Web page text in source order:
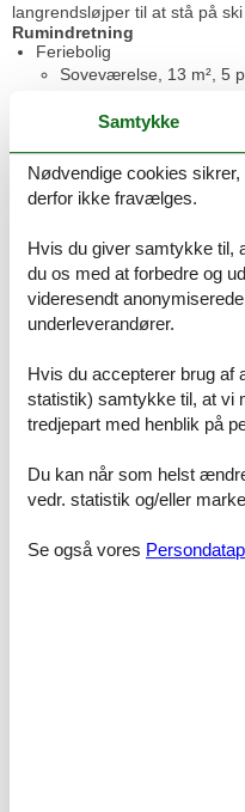
langrendsløjper til at stå på
Rumindretning
Feriebolig
Soveværelse, 13 m², 5
Køjeseng
Soveværelse, 14 m², 3
Badeværelse, 5 m²
WC. Varmt og koldt
WC. Varmt og koldt
Entre, 10 m²
WC. Varmt og koldt
Køkken-alrum, 23 m²,
Sofa, madras eller
Samtykke
Nødvendige cookies
derfor ikke fravælges.
Hvis du giver samtykke til,
du os med at forbedre og
videresendt
underleverandører.
Hvis du accepterer brug af
statistik) samtykke til, at vi
tredjepart med henblik på
Du kan når som helst
vedr. statistik og/eller
Se også vores